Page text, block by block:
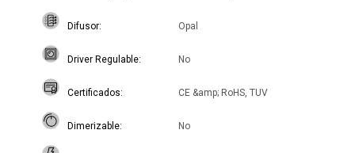
Difusor Opal
Driver Regulable No
Certificados CE &amp; RoHS, TUV
Dimerizable No